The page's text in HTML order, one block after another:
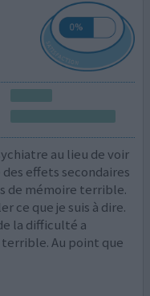
au lieu de voir
effets secondaires
de mémoire terrible.
ce que je suis à dire.
la difficulté a
Au point que